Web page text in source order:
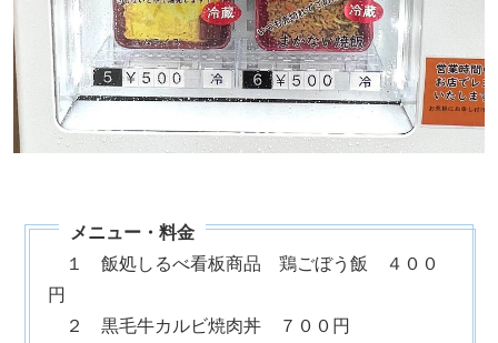
１ 飯処しるべ看板商品 鶏ごぼう飯 ４００
円
２ 黒毛牛カルビ焼肉丼 ７００円